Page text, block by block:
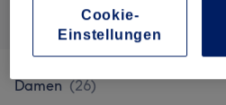
Damen (26)
Cookie-
Einstellungen